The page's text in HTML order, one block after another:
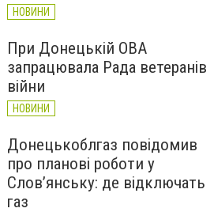
НОВИНИ
При Донецькій ОВА
запрацювала Рада ветеранів
війни
НОВИНИ
Донецькоблгаз повідомив
про планові роботи у
Слов’янську: де відключать
газ